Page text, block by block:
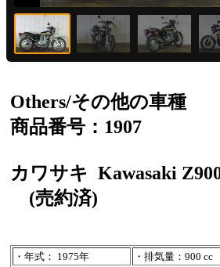
Others/その他の車種
商品番号：1907
カワサキ Kawasaki
(売約済)
・年式： 1975年
・排気量：900 cc